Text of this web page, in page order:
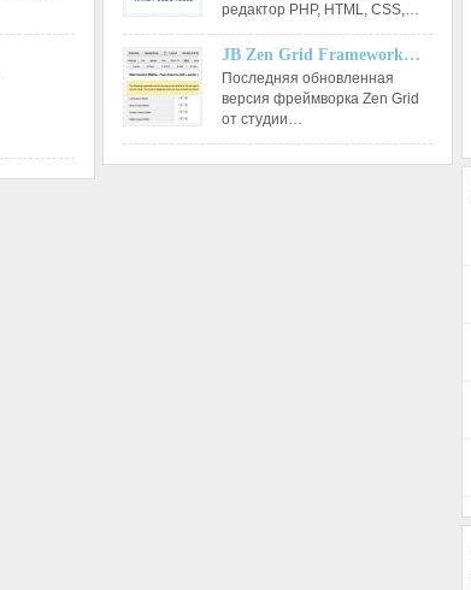
редактор РНР, HTML, CSS,…
JB Zen Grid Framework…
Последняя обновленная
версия фреймворка Zen Grid
от студии…